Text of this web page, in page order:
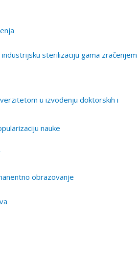
sterilizaciju gama zračenjem
u izvođenju doktorskih i
nauke
obrazovanje